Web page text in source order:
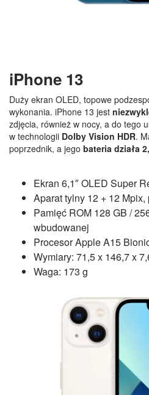
iPhone 13
Duży ekran OLED, topowe
wykonania. iPhone 13 jest
zdjęcia, również w nocy, a do tego
w technologii Dolby Vision HDR.
poprzednik, a jego bateria działa
Ekran 6,1″ OLED Super
Aparat tylny 12 + 12
Pamięć ROM 128 GB /
wbudowanej
Procesor Apple A15
Wymiary: 71,5 x 146,7 x
Waga: 173 g